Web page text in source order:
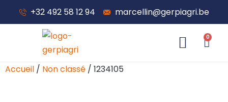
+32 492 58 12 94 marcellin@gerpiagri.be
0
Accueil / Non classé / 1234105